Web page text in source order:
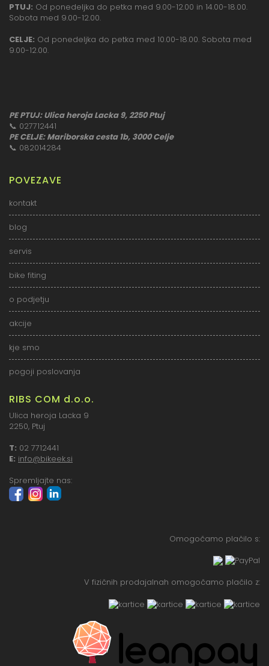
PTUJ: Od ponedeljka do petka med 9.00-12.00 in 14.00-18.00.
Sobota med 9.00-12.00.
CELJE: Od ponedeljka do petka med 10.00-18.00. Sobota med
9.00-12.00.
PE PTUJ: Ulica heroja Lacka 9, 2250 Ptuj
📞 027712441
PE CELJE: Mariborska cesta 1b, 3000 Celje
📞 082014284
POVEZAVE
kontakt
blog
servis
bike fiting
o podjetju
akcije
kje smo
pogoji poslovanja
RIBS COM d.o.o.
Ulica heroja Lacka 9
2250, Ptuj
T: 02 7712441
E: info@bikeek.si
Spremljajte nas:
Omogočamo plačilo s:
V fizičnih prodajalnah omogočamo plačilo z: